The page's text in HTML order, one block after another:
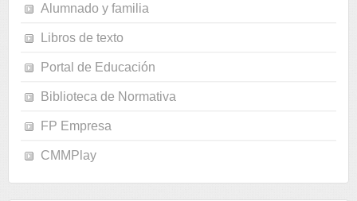
Alumnado y familia
Libros de texto
Portal de Educación
Biblioteca de Normativa
FP Empresa
CMMPlay